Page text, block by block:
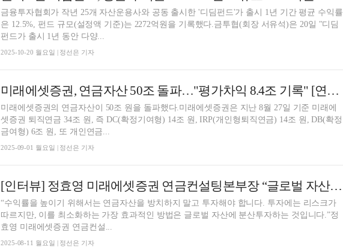
금융투자협회가 작년 25개 자산운용사와 공동 출시한 '디딤펀드'가 출시 1년 기간 평균 수익률
은 12.5%, 펀드 규모(설정액 기준)는 2272억원을 기록했다.금투협(회장 서유석)은 20일 "디딤
펀드가 출시 1년 동안 다양...
2025-10-20 월요일 | 정선은 기자
미래에셋증권, 연금자산 50조 돌파…"평가차익 8.4조 기록" [연금 통신]
미래에셋증권의 연금자산이 50조 원을 돌파했다.미래에셋증권은 지난 8월 27일 기준 미래에
셋증권 퇴직연금 34조 원, 즉 DC(확정기여형) 14조 원, IRP(개인형퇴직연금) 14조 원, DB(확정
금여형) 6조 원, 또 개인연금...
2025-09-01 월요일 | 정선은 기자
[인터뷰] 정효영 미래에셋증권 연금컨설팅본부장 “글로벌 자산배분, 가장 효율적인 연금 투자법”
“수익률을 높이기 위해서는 연금자산을 방치하지 말고 투자해야 합니다. 투자에는 리스크가
따르지만, 이를 최소화하는 가장 효과적인 방법은 글로벌 자산에 분산투자하는 것입니다.”정
효영 미래에셋증권 연금컨설...
2025-08-11 월요일 | 정선은 기자